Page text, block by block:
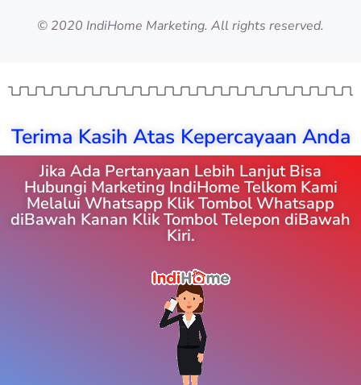
© 2020 IndiHome Marketing. All rights reserved.
Terima Kasih Atas Kepercayaan Anda
Jika Ada Pertanyaan Lebih Lanjut Bisa
Hubungi Marketing IndiHome Telkom Kami
Melalui Whatsapp Klik Tombol Whatsapp
diBawah Kanan Klik Tombol Telepon diBawah
Kiri.